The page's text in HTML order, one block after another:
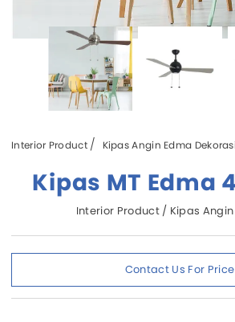
Interior Product Kipas Angin Edma Dekorasi
Kipas MT Edma
Interior Product / Kipas
Contact Us For Price